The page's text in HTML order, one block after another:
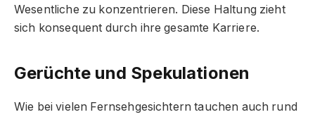
Wesentliche zu konzentrieren. Diese Haltung zieht
sich konsequent durch ihre gesamte Karriere.
Gerüchte und Spekulationen
Wie bei vielen Fernsehgesichtern tauchen auch rund